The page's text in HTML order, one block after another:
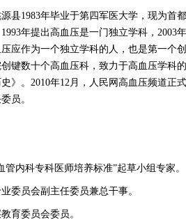
1983年毕业于第四军医大学，现为首
年提出高血压是一门独立学科，2003
应作为一个独立学科的人，也是第一个
键数十个高血压科，致力于高血压学科
》。2010年12月，人民网高血压频道正
员。
内科专科医师培养标准”起草小组专家。
员会副主任委员兼总干事。
育委员会委员。